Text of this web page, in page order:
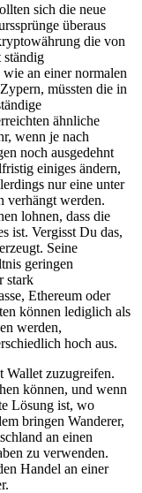
sich die neue
überaus
die von
ständig
an einer normalen
müssten die in
ähnliche
wenn je nach
noch ausgedehnt
einiges ändern,
nur eine unter
verhängt werden.
lohnen, dass die
ist. Vergisst Du das,
Seine
geringen
stark
Ethereum oder
können lediglich als
werden,
hoch aus.
Wallet zuzugreifen.
können, und wenn
Lösung ist, wo
bringen Wanderer,
an einen
zu verwenden.
Handel an einer